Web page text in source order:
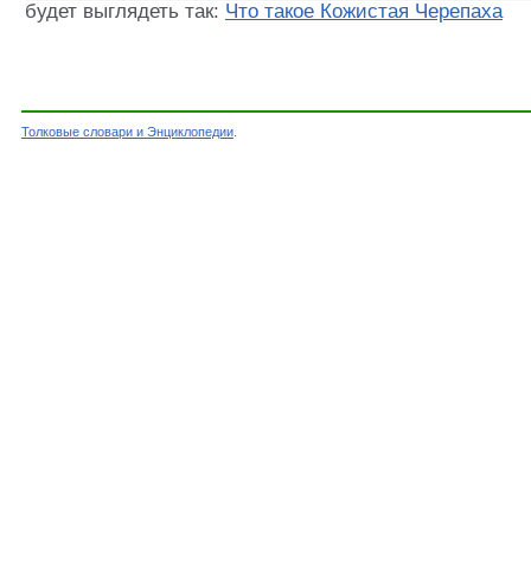
будет выглядеть так: Что такое Кожистая Черепаха
Толковые словари и Энциклопедии